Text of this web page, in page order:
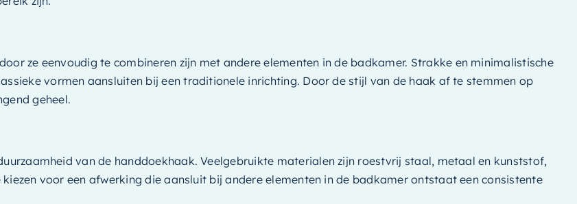
ze eenvoudig te combineren zijn met andere elementen in de badkamer. Strakke en minimalistische
vormen aansluiten bij een traditionele inrichting. Door de stijl van de haak af te stemmen op
geheel.
van de handdoekhaak. Veelgebruikte materialen zijn roestvrij staal, metaal en kunststof,
voor een afwerking die aansluit bij andere elementen in de badkamer ontstaat een consistente